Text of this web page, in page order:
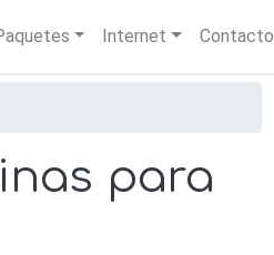
Internet Contacto
para